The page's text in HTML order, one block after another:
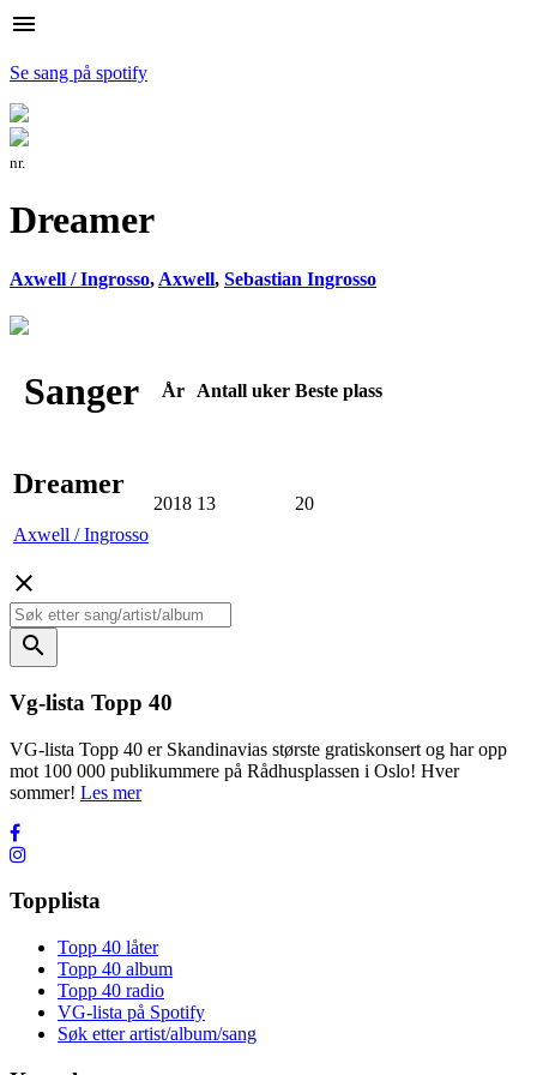
menu
Se sang på spotify
nr.
Dreamer
Axwell / Ingrosso, Axwell, Sebastian Ingrosso
Sanger År Antall uker Beste plass
Dreamer
Axwell / Ingrosso
2018 13 20
close
search
Vg-lista Topp 40
VG-lista Topp 40 er Skandinavias største gratiskonsert og har opp
mot 100 000 publikummere på Rådhusplassen i Oslo! Hver
sommer! Les mer
Topplista
Topp 40 låter
Topp 40 album
Topp 40 radio
VG-lista på Spotify
Søk etter artist/album/sang